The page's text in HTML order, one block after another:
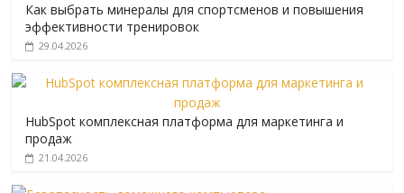
Как выбрать минералы для спортсменов и повышения
эффективности тренировок
29.04.2026
HubSpot комплексная платформа для маркетинга и
продаж
21.04.2026